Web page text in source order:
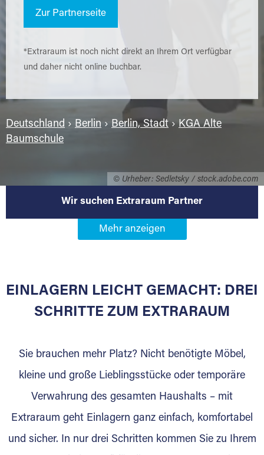
© Urheber: Sedletsky / stock.adobe.com
Zur Partnerseite
*Extraraum ist noch nicht direkt an Ihrem Ort verfügbar
und daher nicht online buchbar.
Deutschland › Berlin › Berlin, Stadt › KGA Alte
Baumschule
Wir suchen Extraraum Partner
Werden Sie Extraraum Partner in
Sie bieten Kunden Lagerraum zur Miete, der
wurde? Werden Sie jetzt Extraraum Partner
und generieren Sie über das Portal neue
Lagerkunden und Vermietungen.
Ihre Vorteile als Extraraum Partner:
Marktgerechte Preise
Digitale Buchungsplattform
EINLAGERN LEICHT GEMACHT: DREI
SCHRITTE ZUM EXTRARAUM
Sie brauchen mehr Platz? Nicht benötigte Möbel,
kleine und große Lieblingsstücke oder temporäre
Verwahrung des gesamten Haushalts – mit
Extraraum geht Einlagern ganz einfach, komfortabel
und sicher. In nur drei Schritten kommen Sie zu Ihrem